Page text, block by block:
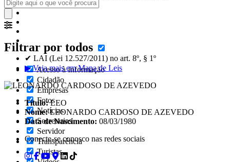
Filtrar por todos
Acesso à Informação
Cidadão
Empresas
Fotos
Notícias
Secretarias
Servidor
Transparência
Turistas
✔ LAI (Lei 12.527/2011) no art. 8º, § 1º
▶ Veja mais em Mapa de Leis
Título:LEO
Nome:LEONARDO CARDOSO DE AZEVEDO
Data de Nascimento: 08/03/1980
Conecte-se conosco nas redes sociais